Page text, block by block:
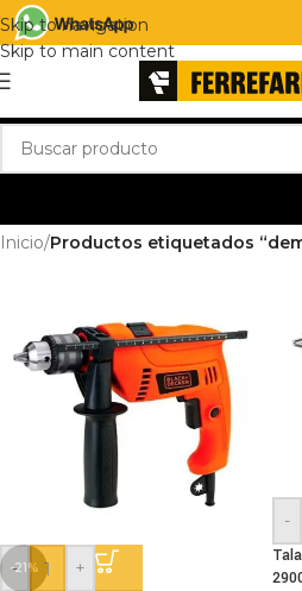
Skip to navigation
Skip to main content
Inicio/Productos etiquetados
-21%
-
+
-